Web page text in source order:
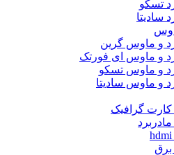
تسکو
سادیتا
و ماوس گرین
و ماوس ای فورتک
و ماوس تسکو
و ماوس سادیتا
کارت گرافیک
برق